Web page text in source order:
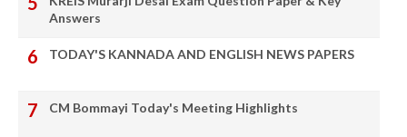
Answers
TODAY'S KANNADA AND ENGLISH NEWS PAPERS
CM Bommayi Today's Meeting Highlights